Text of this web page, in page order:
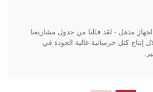
الجهاز مذهل - لقد قللنا من جدول مشاريعنا
من خلال إنتاج كتل خرسانية عالية الجودة في